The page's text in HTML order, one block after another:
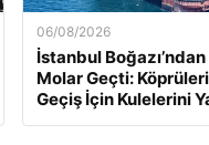
06/08/2026
İstanbul
Molar Geçti:
Geçiş İçin Kulelerini